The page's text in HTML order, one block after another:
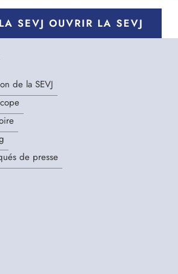
SEVJ OUVRIR LA SEVJ
de la SEVJ
de presse